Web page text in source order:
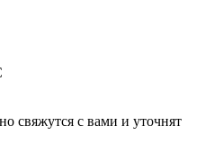
свяжутся с вами и уточнят